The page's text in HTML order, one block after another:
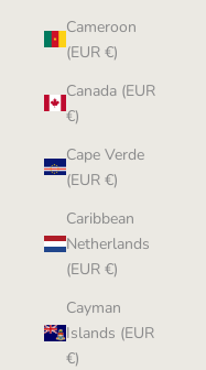
Cameroon
(EUR €)
Canada (EUR
€)
Cape Verde
(EUR €)
Caribbean
Netherlands
(EUR €)
Cayman
Islands (EUR
€)